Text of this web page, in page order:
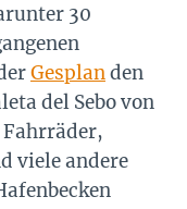
30
Gesplanden
del Sebo von
viele andere